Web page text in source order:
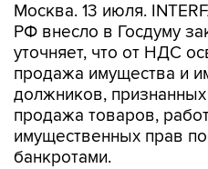
Москва. 13 июля.
РФ внесло в Госдуму
уточняет, что от НДС
продажа имущества и
должников,
продажа товаров,
имущественных прав
банкротами.